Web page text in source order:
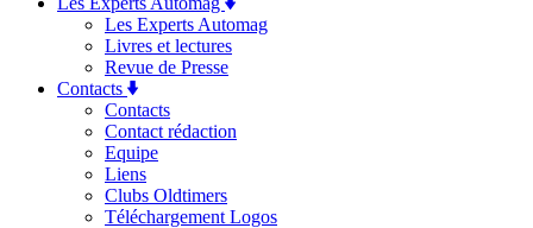
Les Experts Automag
Livres et lectures
Revue de Presse
Contacts
Contacts
Contact rédaction
Equipe
Liens
Clubs Oldtimers
Téléchargement Logos